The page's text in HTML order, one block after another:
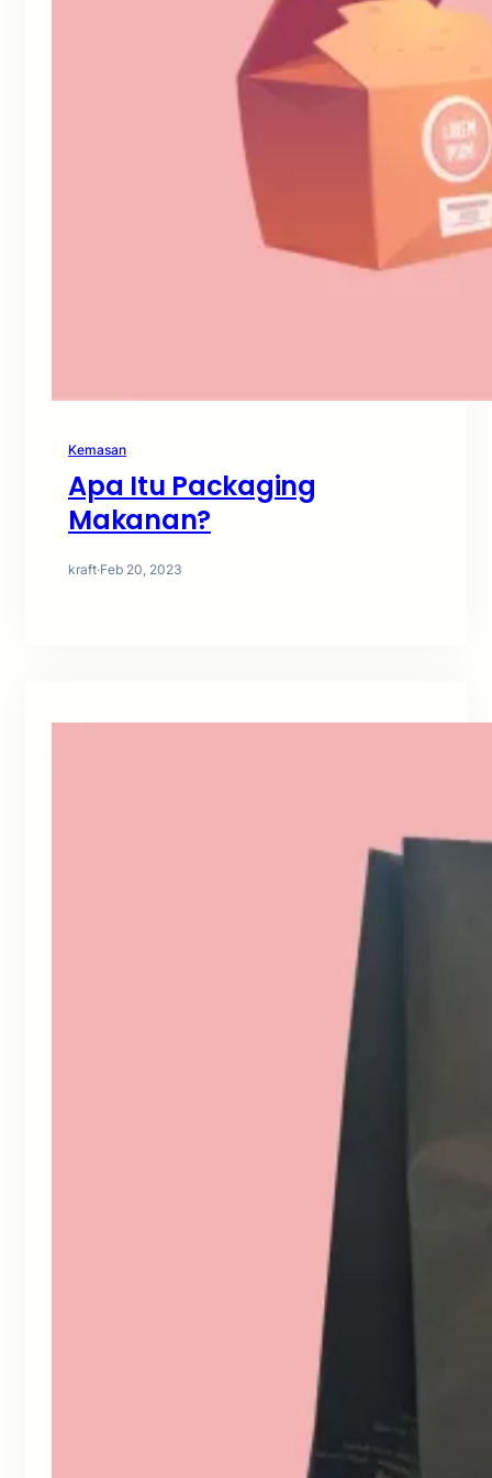
Kemasan
Apa Itu Packaging
Makanan?
kraft·Feb 20, 2023